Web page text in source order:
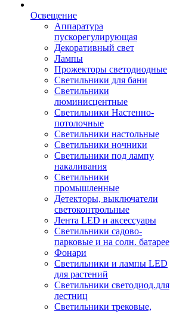
Освещение
Аппаратура
пускорегулирующая
Декоративный свет
Лампы
Прожекторы светодиодные
Светильники для бани
Светильники
люминисцентные
Светильники Настенно-
потолочные
Светильники настольные
Светильники ночники
Светильники под лампу
накаливания
Светильники
промышленные
Детекторы, выключатели
светоконтрольные
Лента LED и аксессуары
Светильники садово-
парковые и на солн. батарее
Фонари
Светильники и лампы LED
для растений
Светильники светодиод.для
лестниц
Светильники трековые,